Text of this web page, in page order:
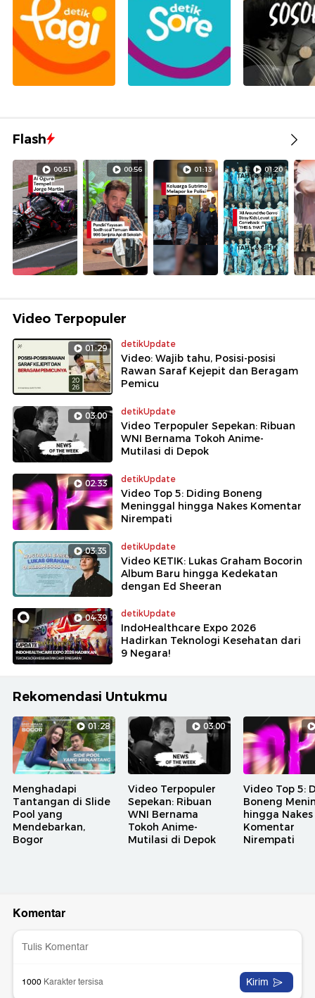
Flash
00:51 00:56 01:13 01:20
Video Terpopuler
01:29 detikUpdate
Video: Wajib tahu, Posisi-posisi
Rawan Saraf Kejepit dan Beragam
Pemicu
03:00 detikUpdate
Video Terpopuler Sepekan: Ribuan
WNI Bernama Tokoh Anime-
Mutilasi di Depok
02:33 detikUpdate
Video Top 5: Diding Boneng
Meninggal hingga Nakes Komentar
Nirempati
03:35 detikUpdate
Video KETIK: Lukas Graham Bocorin
Album Baru hingga Kedekatan
dengan Ed Sheeran
04:39 detikUpdate
IndoHealthcare Expo 2026
Hadirkan Teknologi Kesehatan dari
9 Negara!
Rekomendasi Untukmu
01:28
Menghadapi
Tantangan di Slide
Pool yang
Mendebarkan,
Bogor
03:00
Video Terpopuler
Sepekan: Ribuan
WNI Bernama
Tokoh Anime-
Mutilasi di Depok
Video Top 5:
Boneng
hingga Nakes
Komentar
Nirempati